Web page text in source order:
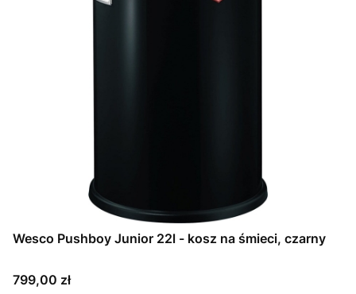
Wesco Pushboy Junior 22l - kosz na śmieci, czarny
Cena
799,00 zł